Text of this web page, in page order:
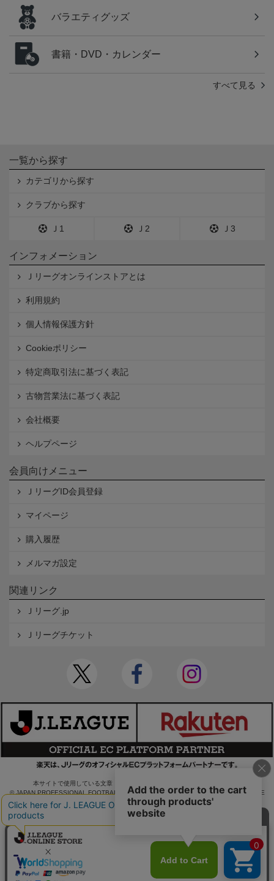
バラエティグッズ
書籍・DVD・カレンダー
すべて見る
一覧から探す
カテゴリから探す
クラブから探す
Ｊ1 Ｊ2 Ｊ3
インフォメーション
Ｊリーグオンラインストアとは
利用規約
個人情報保護方針
Cookieポリシー
特定商取引法に基づく表記
古物営業法に基づく表記
会社概要
ヘルプページ
会員向けメニュー
ＪリーグID会員登録
マイページ
購入履歴
メルマガ設定
関連リンク
Ｊリーグ.jp
Ｊリーグチケット
本サイトで使用している文章・画像等の無断での複製・転載を禁止します。
© JAPAN PROFESSIONAL FOOTBALL LEAGUE Rakuten Group, Inc. ALL RIGHTS RE
SERVED.